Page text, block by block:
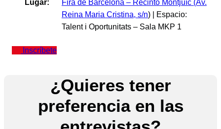
Lugar:
Fira de Barcelona – Recinto Montjuïc (Av.
Reina Maria Cristina, s/n) | Espacio:
Talent i Oportunitats – Sala MKP 1
Inscríbete
¿Quieres tener
preferencia en las